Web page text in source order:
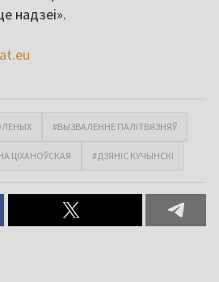
надзеі».
#ВЫЗВАЛЕННЕ ПАЛІТВЯЗНЯЎ
ЦІХАНОЎСКАЯ #ДЗЯНІС КУЧЫНСКІ